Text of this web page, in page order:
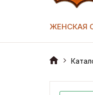
ЖЕНСКАЯ